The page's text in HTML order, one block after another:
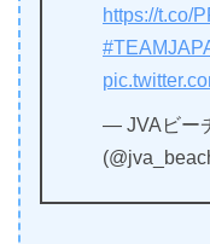
https://t.co/
— JVAビー